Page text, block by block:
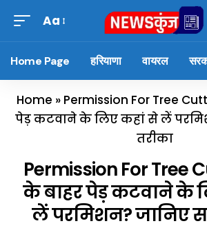
Aa
Home Page हरियाणा वायरल
Home » Permission For Tree
पेड़ कटवाने के लिए कहां से लें
तरीका
Permission For Tree
के बाहर पेड़ कटवाने के
लें परमिशन? जानिए